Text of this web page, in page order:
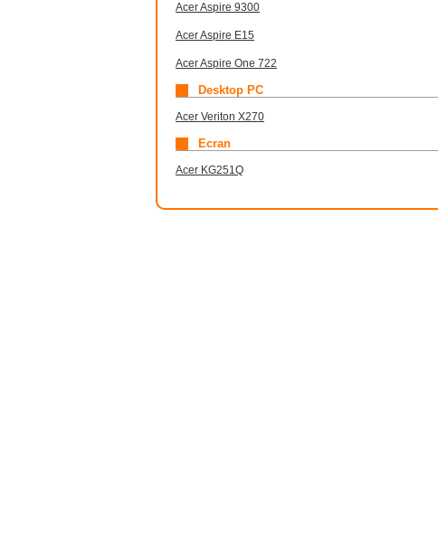
Acer Aspire 9300
Acer Aspire E15
Acer Aspire One 722
Desktop PC
Acer Veriton X270
Ecran
Acer KG251Q